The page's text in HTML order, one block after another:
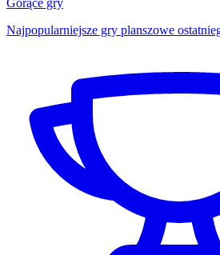
Gorące gry
Najpopularniejsze gry planszowe